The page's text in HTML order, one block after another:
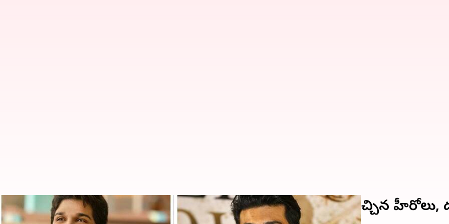
ప్రకటించిన సినిమాలను ఆపేసి వేరే సినిమాలను లైన్లోకి తీసుకువచ్చిన హీరోలు,